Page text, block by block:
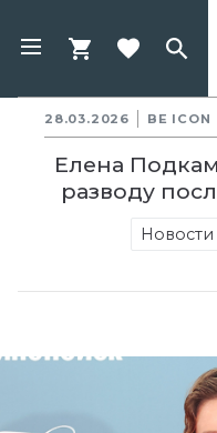
28.03.2026 BE ICON
Елена
разводу
Новости